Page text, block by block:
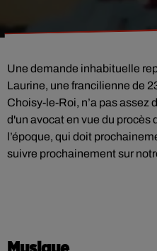
Une demande inhabituelle
Laurine, une francilienne de
Choisy-le-Roi, n’a pas assez
d'un avocat en vue du procès
l’époque, qui doit
suivre prochainement sur